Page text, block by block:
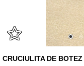
CRUCIULITA DE